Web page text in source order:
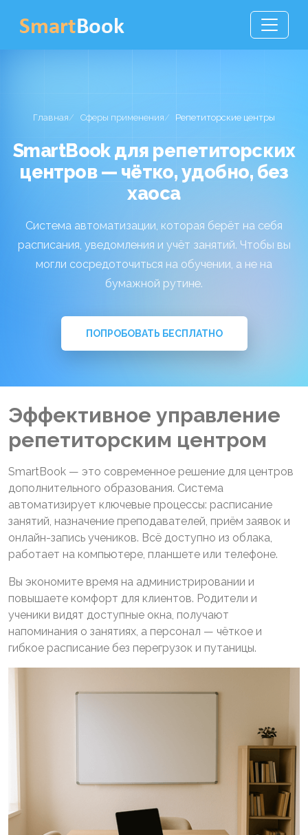
Главная Сферы применения Репетиторские центры
SmartBook для репетиторских
центров — чётко, удобно, без
хаоса
Система автоматизации, которая берёт на себя
расписания, уведомления и учёт занятий. Чтобы вы
могли сосредоточиться на обучении, а не на
бумажной рутине.
ПОПРОБОВАТЬ БЕСПЛАТНО
Эффективное управление
репетиторским центром
SmartBook — это современное решение для центров
дополнительного образования. Система
автоматизирует ключевые процессы: расписание
занятий, назначение преподавателей, приём заявок и
онлайн-запись учеников. Всё доступно из облака,
работает на компьютере, планшете или телефоне.
Вы экономите время на администрировании и
повышаете комфорт для клиентов. Родители и
ученики видят доступные окна, получают
напоминания о занятиях, а персонал — чёткое и
гибкое расписание без перегрузок и путаницы.